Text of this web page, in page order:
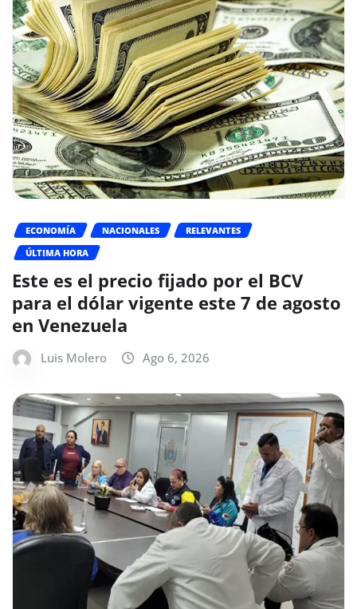
ECONOMÍA NACIONALES
RELEVANTES
ÚLTIMA HORA
Este es el precio fijado por el BCV
para el dólar vigente este 7 de agosto
en Venezuela
Luis Molero Ago 6, 2026